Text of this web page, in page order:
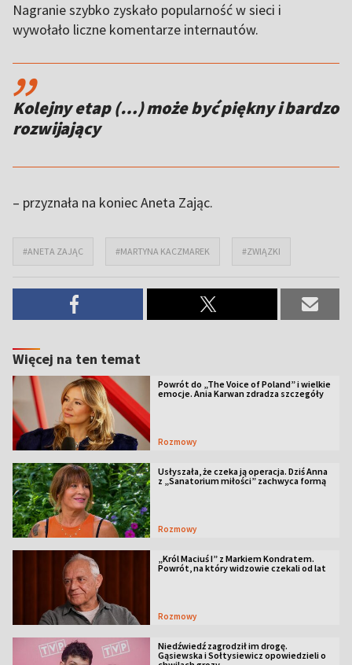
Nagranie szybko zyskało popularność w sieci i
wywołało liczne komentarze internautów.
,,
Kolejny etap (…) może być piękny i bardzo
rozwijający
– przyznała na koniec Aneta Zając.
#ANETA ZAJĄC #MARTYNA KACZMAREK #ZWIĄZKI
Więcej na ten temat
Powrót do „The Voice of Poland” i wielkie
emocje. Ania Karwan zdradza szczegóły
Rozmowy
Usłyszała, że czeka ją operacja. Dziś Anna
z „Sanatorium miłości” zachwyca formą
Rozmowy
„Król Maciuś I” z Markiem Kondratem.
Powrót, na który widzowie czekali od lat
Rozmowy
Niedźwiedź zagrodził im drogę.
Gąsiewska i Sołtysiewicz opowiedzieli o